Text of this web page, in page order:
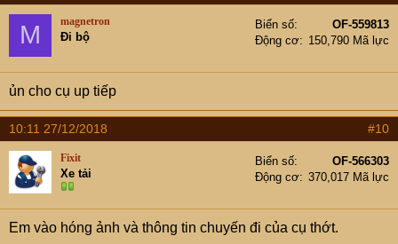
M magnetron
Đi bộ
Biển số
OF-559813
Động cơ
150,790 Mã lực
ủn cho cụ up tiếp
10:11 27/12/2018 #10
Fixit
Xe tải
Biển số
OF-566303
Động cơ
370,017 Mã lực
Em vào hóng ảnh và thông tin chuyến đi của cụ thớt.